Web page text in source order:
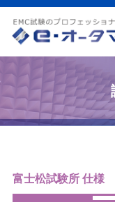
富士松試験所 仕様